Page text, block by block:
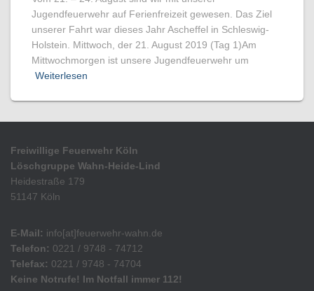
Jugendfeuerwehr auf Ferienfreizeit gewesen. Das Ziel
unserer Fahrt war dieses Jahr Ascheffel in Schleswig-
Holstein. Mittwoch, der 21. August 2019 (Tag 1)Am
Mittwochmorgen ist unsere Jugendfeuerwehr um
Weiterlesen
Freiwillige Feuerwehr Köln
Löschgruppe Wahn-Heide-Lind
Heidestraße 179
51147 Köln
E-Mail: info[at]feuerwehr-wahn.de
Telefon: 0221 / 9748 - 74712
Telefax: 0221 / 9748 - 74704
Keine Notrufe! Im Notfall immer 112!